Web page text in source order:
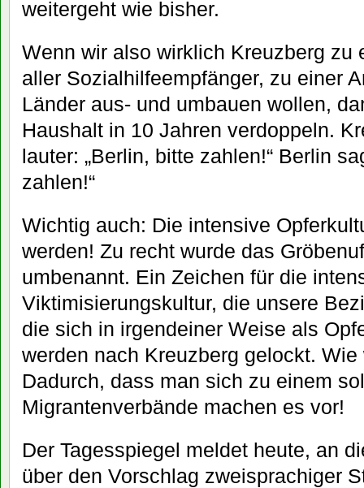
weitergeht wie bisher.
Wenn wir also wirklich Kreuzberg zu
aller Sozialhilfeempfänger, zu einer
Länder aus- und umbauen wollen,
Haushalt in 10 Jahren verdoppeln.
lauter: „Berlin, bitte zahlen!“ Berlin
zahlen!“
Wichtig auch: Die intensive
werden! Zu recht wurde das
umbenannt. Ein Zeichen für die
Viktimisierungskultur, die unsere
die sich in irgendeiner Weise als
werden nach Kreuzberg gelockt.
Dadurch, dass man sich zu einem
Migrantenverbände machen es vor!
Der Tagesspiegel meldet heute, an
über den Vorschlag zweisprachiger